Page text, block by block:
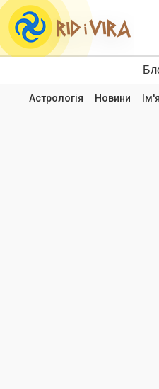
Астрологія Новини